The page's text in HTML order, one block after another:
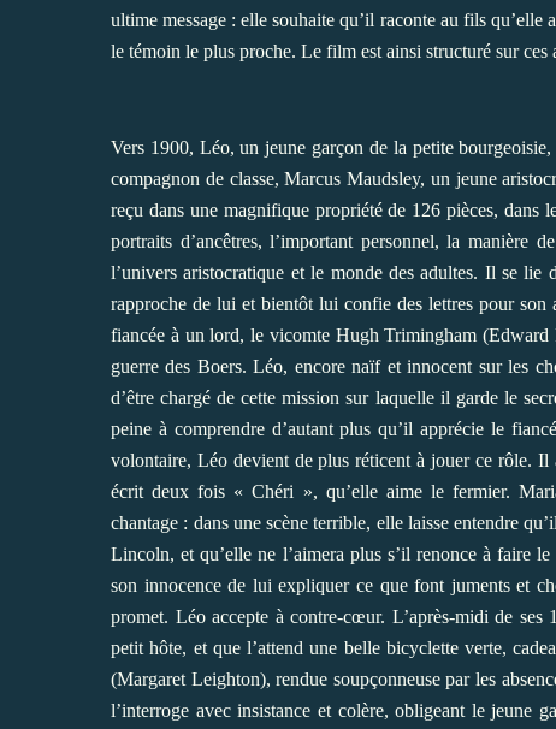
ultime message : elle souhaite qu’il raconte au fils qu’elle
le témoin le plus proche. Le film est ainsi structuré sur ces
Vers 1900, Léo, un jeune garçon de la petite
compagnon de classe, Marcus Maudsley, un jeune
reçu dans une magnifique propriété de 126 pièces,
portraits d’ancêtres, l’important personnel, la
l’univers aristocratique et le monde des adultes. Il se
rapproche de lui et bientôt lui confie des lettres pour son
fiancée à un lord, le vicomte Hugh Trimingham
guerre des Boers. Léo, encore naïf et innocent sur les
d’être chargé de cette mission sur laquelle il garde le
peine à comprendre d’autant plus qu’il apprécie le
volontaire, Léo devient de plus réticent à jouer ce rôle.
écrit deux fois « Chéri », qu’elle aime le fermier.
chantage : dans une scène terrible, elle laisse entendre
Lincoln, et qu’elle ne l’aimera plus s’il renonce à faire
son innocence de lui expliquer ce que font juments et
promet. Léo accepte à contre-cœur. L’après-midi de
petit hôte, et que l’attend une belle bicyclette verte,
(Margaret Leighton), rendue soupçonneuse par les
l’interroge avec insistance et colère, obligeant le jeune